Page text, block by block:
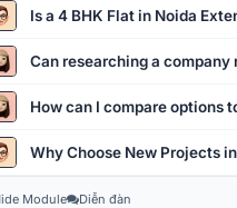
Is a 4 BHK Flat in Noida
Can researching a company
How can I compare options
Why Choose New Projects
Module Diễn đàn